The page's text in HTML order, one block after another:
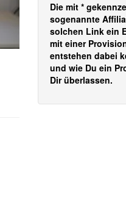
Die mit *
sogenannte
solchen Link ein
mit einer
entstehen dabei
und wie Du ein
Dir überlassen.